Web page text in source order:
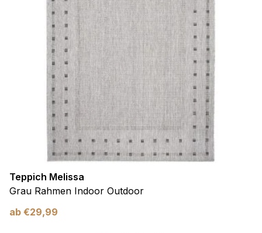
Teppich Melissa
Grau Rahmen Indoor Outdoor
ab €29,99